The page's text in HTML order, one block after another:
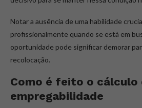
Notar a ausência de uma habilidade
profissionalmente quando se está em
oportunidade pode significar demorar
recolocação.
Como é feito o cálculo
empregabilidade